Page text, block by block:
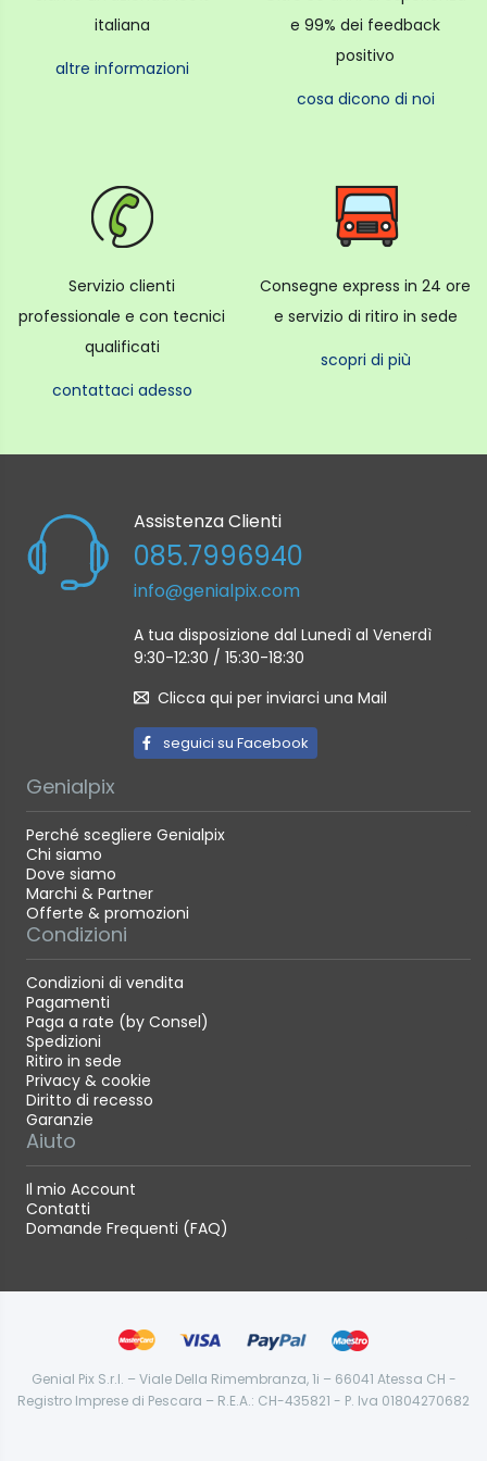
italiana
altre informazioni
e 99% dei feedback
positivo
cosa dicono di noi
Servizio clienti
professionale e con tecnici
qualificati
contattaci adesso
Consegne express in 24 ore
e servizio di ritiro in sede
scopri di più
Assistenza Clienti
085.7996940
info@genialpix.com
A tua disposizione dal Lunedì al Venerdì
9:30-12:30 / 15:30-18:30
Clicca qui per inviarci una Mail
seguici su Facebook
Genialpix
Perché scegliere Genialpix
Chi siamo
Dove siamo
Marchi & Partner
Offerte & promozioni
Condizioni
Condizioni di vendita
Pagamenti
Paga a rate (by Consel)
Spedizioni
Ritiro in sede
Privacy & cookie
Diritto di recesso
Garanzie
Aiuto
Il mio Account
Contatti
Domande Frequenti (FAQ)
Genial Pix S.r.l. – Viale Della Rimembranza, 1i – 66041 Atessa CH -
Registro Imprese di Pescara – R.E.A.: CH-435821 - P. Iva 01804270682